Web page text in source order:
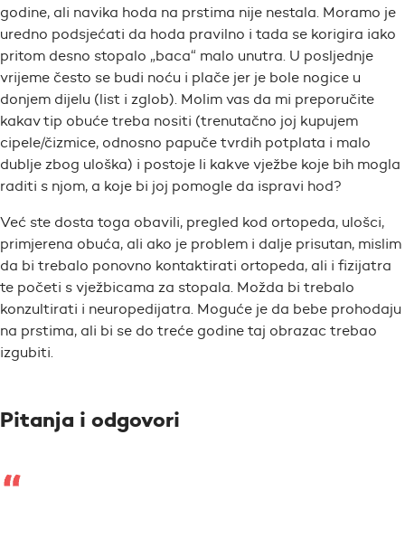
godine, ali navika hoda na prstima nije nestala. Moramo je
uredno podsjećati da hoda pravilno i tada se korigira iako
pritom desno stopalo „baca“ malo unutra. U posljednje
vrijeme često se budi noću i plače jer je bole nogice u
donjem dijelu (list i zglob). Molim vas da mi preporučite
kakav tip obuće treba nositi (trenutačno joj kupujem
cipele/čizmice, odnosno papuče tvrdih potplata i malo
dublje zbog uloška) i postoje li kakve vježbe koje bih mogla
raditi s njom, a koje bi joj pomogle da ispravi hod?
Već ste dosta toga obavili, pregled kod ortopeda, ulošci,
primjerena obuća, ali ako je problem i dalje prisutan, mislim
da bi trebalo ponovno kontaktirati ortopeda, ali i fizijatra
te početi s vježbicama za stopala. Možda bi trebalo
konzultirati i neuropedijatra. Moguće je da bebe prohodaju
na prstima, ali bi se do treće godine taj obrazac trebao
izgubiti.
Pitanja i odgovori